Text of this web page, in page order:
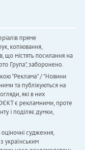
пряме
копіювання,
що містять посилання на
Група", заборонено.
"Реклама" / "Новини
та публікуються на
які в них
є рекламними, проте
і поділяє думки,
оціночні судження,
українським